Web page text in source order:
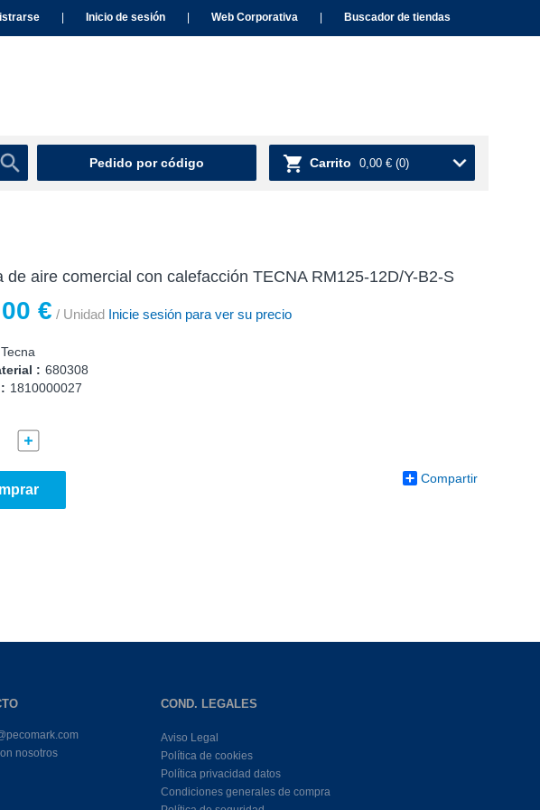
Inicio de sesión Web Corporativa Buscador de tiendas
Pedido por código Carrito 0,00 € (0)
de aire comercial con calefacción TECNA RM125-12D/Y-B2-S
€ / Unidad Inicie sesión para ver su precio
Tecna
: 680308
1810000027
Compartir
nosotros
COND. LEGALES
Aviso Legal
Política de cookies
Política privacidad datos
Condiciones generales de compra